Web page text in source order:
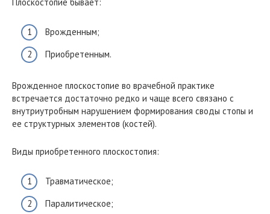
Врожденным;
Приобретенным.
Врожденное плоскостопие во врачебной практике
встречается достаточно редко и чаще всего связано с
внутриутробным нарушением формирования своды стопы и
ее структурных элементов (костей).
Виды приобретенного плоскостопия:
Травматическое;
Паралитическое;